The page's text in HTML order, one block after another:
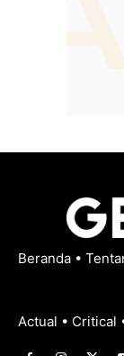
Beranda •
Actual • Critical